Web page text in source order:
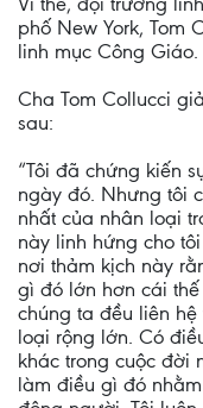
phố New York, Tom
linh mục Công Giáo.
Cha Tom Collucci
sau:
“Tôi đã chứng kiến
ngày đó. Nhưng tôi
nhất của nhân loại
này linh hứng cho
nơi thảm kịch này
gì đó lớn hơn cái
chúng ta đều liên
loại rộng lớn. Có
khác trong cuộc đời
làm điều gì đó